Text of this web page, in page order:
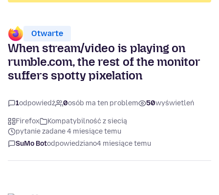
Otwarte
When stream/video is playing on
rumble.com, the rest of the monitor
suffers spotty pixelation
1odpowiedź 0osób ma ten problem 50wyświetleń
Firefox
Kompatybilność z siecią
pytanie zadane 4 miesiące temu
SuMo Botodpowiedziano4 miesiące temu